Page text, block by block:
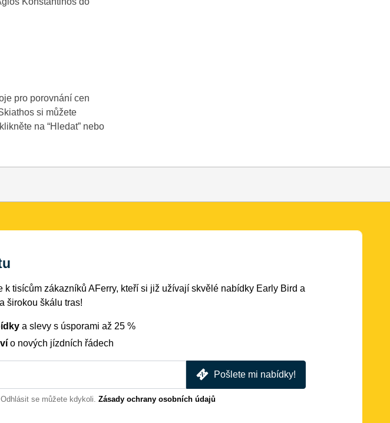
pro porovnání cen
si můžete
na “Hledat” nebo
k tisícům zákazníků AFerry, kteří si již užívají skvělé nabídky Early Bird a
širokou škálu tras!
a slevy s úsporami až 25 %
o nových jízdních řádech
Pošlete mi nabídky!
se můžete kdykoli. Zásady ochrany osobních údajů